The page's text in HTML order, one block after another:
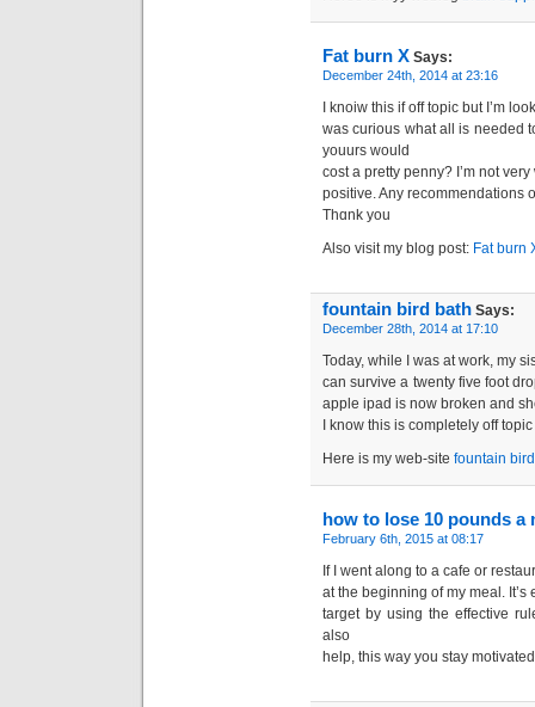
Fat burn X Says:
December 24th, 2014 at 23:16
І knoiw this if off topic but I’m
was curious what all is needed
youurs would
cost a pretty penny? I’m not
positive. Any recommendations
Thɑnk you
Also visit my blog рost: Fat burn
fountain bird bath Says:
December 28th, 2014 at 17:10
Today, while I was at work, my
can survive a twenty five foot
apple ipad is now broken and
I know this is completely off
Here is my web-site fountain
how to lose 10 pounds
February 6th, 2015 at 08:17
If I went along to a cafe or
at the beginning of my meal.
target by using the effective
also
help, this way you stay